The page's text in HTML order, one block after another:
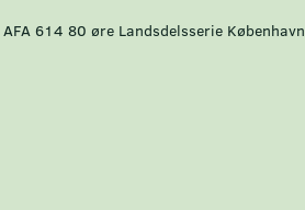
AFA 614 80 øre Landsdelsserie København